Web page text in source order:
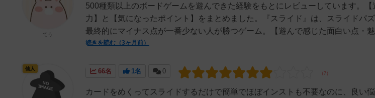
500種類以上のボードゲームを遊んできた経験をもとにレビューしています。
力】と【気になったポイント】をまとめました。『スライド』は、スライドパ
最終的にマイナス点が一番少ない人が勝つゲーム。【遊んで感じた面白い点・
続きを読む（3ヶ月前）
てう
66名 1名 0
カードをめくってスライドするだけで簡単でほぼインストも不要なのに、良い
仙人